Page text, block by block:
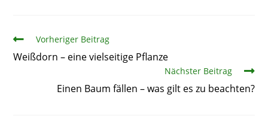
ArtikelVorheriger Beitrag
Weißdorn – eine vielseitige Pflanze
Nächster Beitrag
Einen Baum fällen – was gilt es zu beachten?